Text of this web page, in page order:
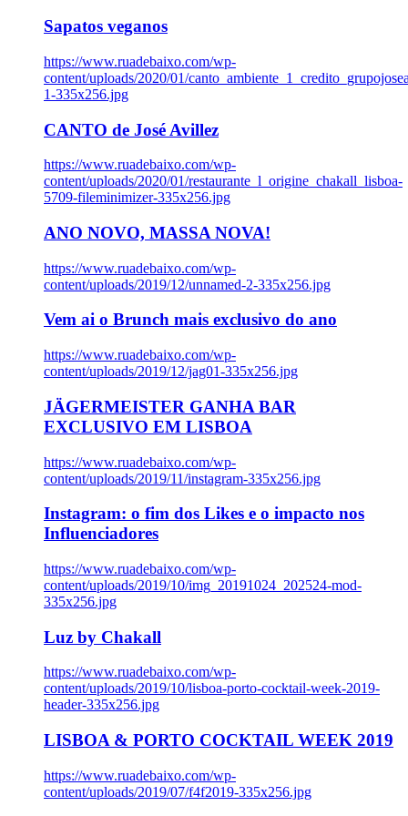
Sapatos veganos
https://www.ruadebaixo.com/wp-
content/uploads/2020/01/
1-335x256.jpg
CANTO de José Avillez
https://www.ruadebaixo.com/wp-
content/uploads/2020/01/restaurante_l_origine_chakall_lisboa-
5709-fileminimizer-335x256.jpg
ANO NOVO, MASSA NOVA!
https://www.ruadebaixo.com/wp-
content/uploads/2019/12/unnamed-2-335x256.jpg
Vem ai o Brunch mais exclusivo do ano
https://www.ruadebaixo.com/wp-
content/uploads/2019/12/jag01-335x256.jpg
JÄGERMEISTER GANHA BAR
EXCLUSIVO EM LISBOA
https://www.ruadebaixo.com/wp-
content/uploads/2019/11/instagram-335x256.jpg
Instagram: o fim dos Likes e o impacto nos
Influenciadores
https://www.ruadebaixo.com/wp-
content/uploads/2019/10/img_20191024_202524-mod-
335x256.jpg
Luz by Chakall
https://www.ruadebaixo.com/wp-
content/uploads/2019/10/lisboa-porto-cocktail-week-2019-
header-335x256.jpg
LISBOA & PORTO COCKTAIL WEEK 2019
https://www.ruadebaixo.com/wp-
content/uploads/2019/07/f4f2019-335x256.jpg